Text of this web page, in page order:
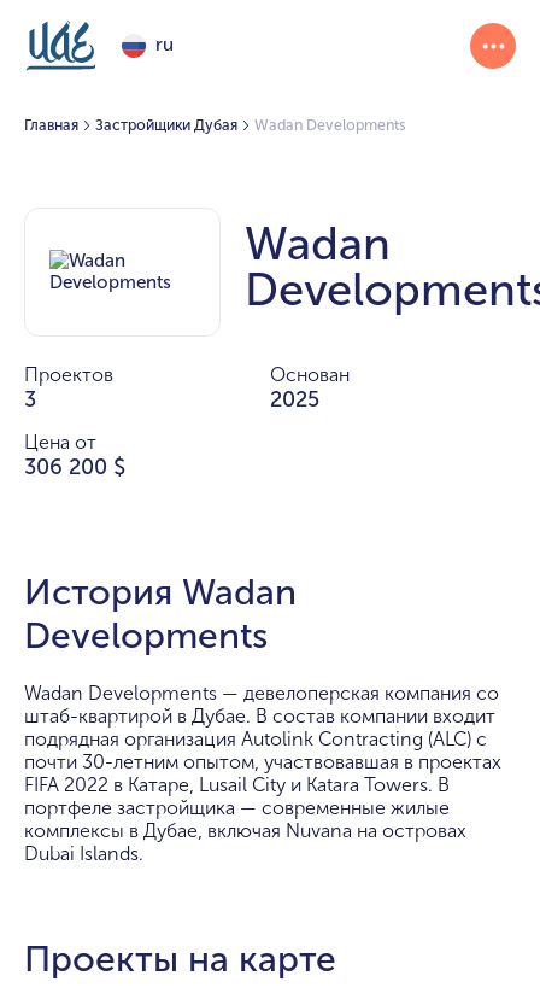
ru
Главная Застройщики Дубая Wadan Developments
Wadan
Проектов
3
Основан
2025
Цена от
306 200 $
История Wadan
Developments
Wadan Developments — девелоперская компания со
штаб-квартирой в Дубае. В состав компании входит
подрядная организация Autolink Contracting (ALC) с
почти 30-летним опытом, участвовавшая в проектах
FIFA 2022 в Катаре, Lusail City и Katara Towers. В
портфеле застройщика — современные жилые
комплексы в Дубае, включая Nuvana на островах
Dubai Islands.
Проекты на карте